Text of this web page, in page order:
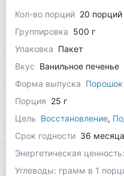
Кол-во порций 20 порций
Группировка 500 г
Упаковка Пакет
Вкус Ванильное печенье
Форма выпуска Порошок
Порция 25 г
Цель Восстановление,
Срок годности 36 месяца
Энергетическая
Углеводы: грамм в 1